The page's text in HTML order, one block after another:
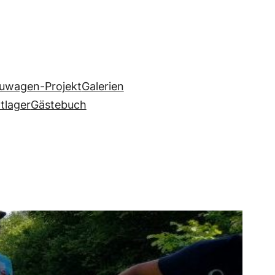
ProjektGalerien
Gästebuch